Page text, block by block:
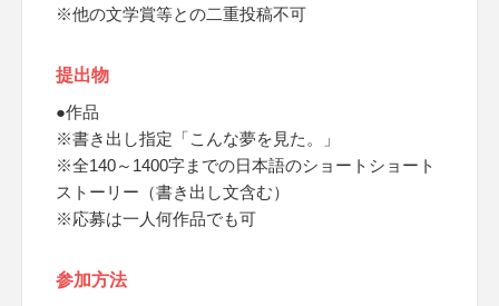
※他の文学賞等との二重投稿不可
提出物
●作品
※書き出し指定「こんな夢を見た。」
※全140～1400字までの日本語のショートショート
ストーリー（書き出し文含む）
※応募は一人何作品でも可
参加方法